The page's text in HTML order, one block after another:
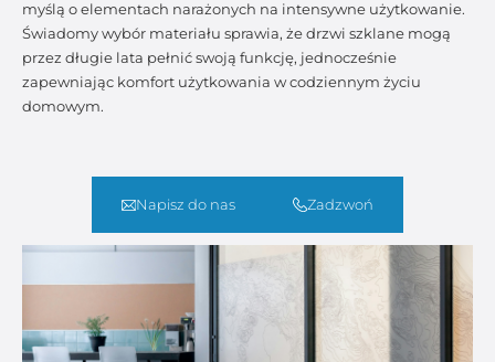
myślą o elementach narażonych na intensywne użytkowanie.
Świadomy wybór materiału sprawia, że drzwi szklane mogą
przez długie lata pełnić swoją funkcję, jednocześnie
zapewniając komfort użytkowania w codziennym życiu
domowym.
Napisz do nas Zadzwoń